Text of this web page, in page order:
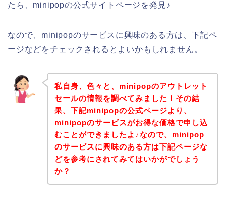
たら、minipopの公式サイトページを発見♪
なので、minipopのサービスに興味のある方は、下記ペ
ージなどをチェックされるとよいかもしれません。
私自身、色々と、minipopのアウトレット
セールの情報を調べてみました！その結
果、下記minipopの公式ページより、
minipopのサービスがお得な価格で申し込
むことができましたよ♪なので、minipop
のサービスに興味のある方は下記ページな
どを参考にされてみてはいかがでしょう
か？